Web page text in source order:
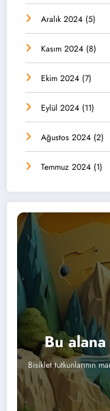
Aralık 2024 (5)
Kasım 2024 (8)
Ekim 2024 (7)
Eylül 2024 (11)
Ağustos 2024 (2)
Temmuz 2024 (1)
Bu
Bisiklet tutkunlarının